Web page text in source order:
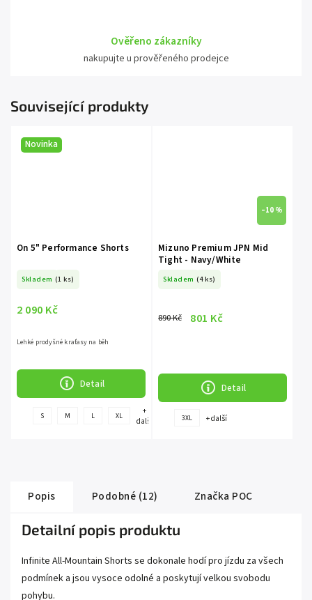
Ověřeno zákazníky
nakupujte u prověřeného prodejce
Související produkty
Novinka
On 5" Performance Shorts
Skladem (1 ks)
2 090 Kč
Detail
Lehké prodyšné kraťasy na běh
S M L XL
+
další
–10 %
Mizuno Premium JPN Mid
Tight - Navy/White
Skladem (4 ks)
890 Kč 801 Kč
Detail
3XL + další
Popis Podobné (12) Značka POC
Detailní popis produktu
Infinite All-Mountain Shorts se dokonale hodí pro jízdu za všech
podmínek a jsou vysoce odolné a poskytují velkou svobodu
pohybu.